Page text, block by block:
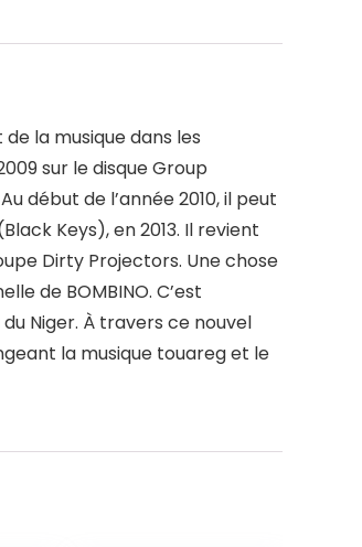
la musique dans les
sur le disque Group
début de l’année 2010, il peut
Keys), en 2013. Il revient
Dirty Projectors. Une chose
de BOMBINO. C’est
Niger. À travers ce nouvel
la musique touareg et le